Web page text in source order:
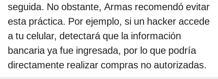
seguida. No obstante, Armas recomendó evitar
esta práctica. Por ejemplo, si un hacker accede
a tu celular, detectará que la información
bancaria ya fue ingresada, por lo que podría
directamente realizar compras no autorizadas.